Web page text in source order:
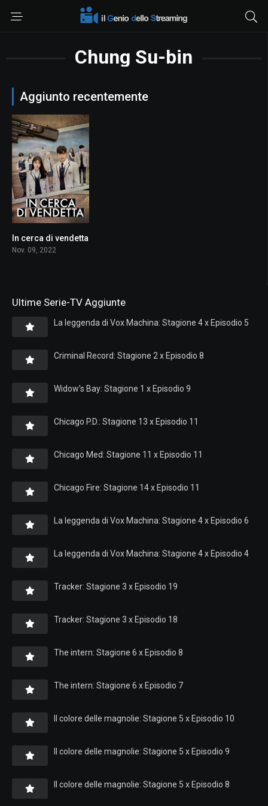
Chung Su-bin
Aggiunto recentemente
7.3
In cerca di vendetta
Nov. 09, 2022
Ultime Serie-TV Aggiunte
La leggenda di Vox Machina: Stagione 4 x Episodio 5
Criminal Record: Stagione 2 x Episodio 8
Widow’s Bay: Stagione 1 x Episodio 9
Chicago P.D.: Stagione 13 x Episodio 11
Chicago Med: Stagione 11 x Episodio 11
Chicago Fire: Stagione 14 x Episodio 11
La leggenda di Vox Machina: Stagione 4 x Episodio 6
La leggenda di Vox Machina: Stagione 4 x Episodio 4
Tracker: Stagione 3 x Episodio 19
Tracker: Stagione 3 x Episodio 18
The intern: Stagione 6 x Episodio 8
The intern: Stagione 6 x Episodio 7
Il colore delle magnolie: Stagione 5 x Episodio 10
Il colore delle magnolie: Stagione 5 x Episodio 9
Il colore delle magnolie: Stagione 5 x Episodio 8